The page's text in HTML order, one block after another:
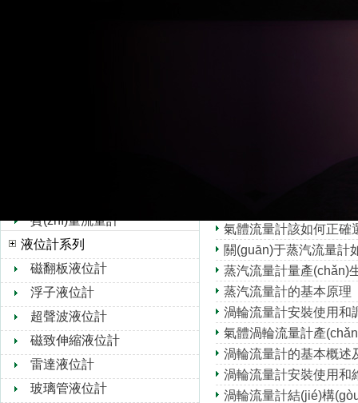
質(zhì)量流量計
液位計系列
磁翻板液位計
浮子液位計
超聲波液位計
磁致伸縮液位計
雷達液位計
玻璃管液位計
液體流量計選型技術
氣體流量計該如何正確
關(guān)于蒸汽流量計
蒸汽流量計量產(chǎn)
蒸汽流量計的基本原理
渦輪流量計安裝使用和
氣體渦輪流量計產
渦輪流量計的基本概述
渦輪流量計安裝使用和
渦輪流量計結(jié)構